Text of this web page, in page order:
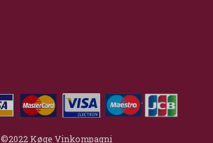
©2022 Køge Vinkompagni